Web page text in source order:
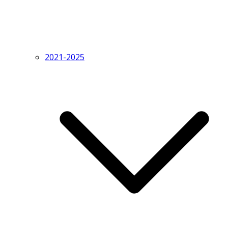
2021-2025